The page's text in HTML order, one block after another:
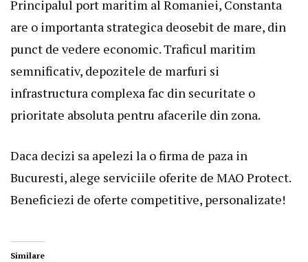
Principalul port maritim al Romaniei, Constanta
are o importanta strategica deosebit de mare, din
punct de vedere economic. Traficul maritim
semnificativ, depozitele de marfuri si
infrastructura complexa fac din securitate o
prioritate absoluta pentru afacerile din zona.
Daca decizi sa apelezi la o firma de paza in
Bucuresti, alege serviciile oferite de MAO Protect.
Beneficiezi de oferte competitive, personalizate!
Similare